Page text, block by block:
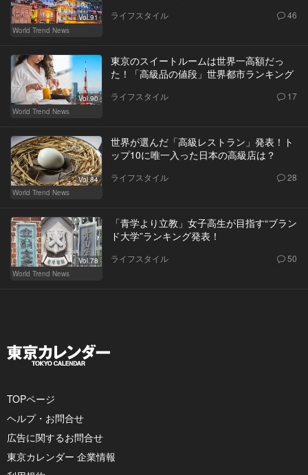
Vol.91
World Trend News
ライフスタイル 46
Vol.90
World Trend News
東京のスイートルームは世界一高額だっ
た！「高級品の値段」世界都市ランキング
ライフスタイル 17
Vol.84
World Trend News
世界が選んだ「高級レストラン」発表！ト
ップ10に唯一入った日本の高級店は？
ライフスタイル 28
Vol.78
World Trend News
「青学より立教」女子高生が目指す“ブラン
ド大学”ランキング発表！
ライフスタイル 50
TOPページ
ヘルプ・お問合せ
広告に関するお問合せ
東京カレンダー 企業情報